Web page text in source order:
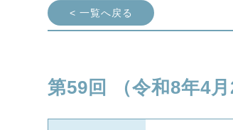
< 一覧へ戻る
第59回 （令和8年4月